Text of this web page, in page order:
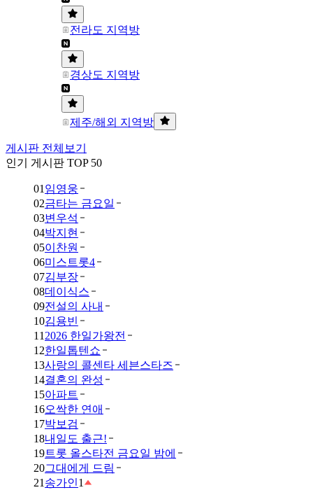
전라도 지역방
경상도 지역방
제주/해외 지역방
게시판 전체보기
인기 게시판 TOP 50
01 임영웅
02금타는 금요일
03변우석
04박지현
05이찬원
06미스트롯4
07김부장
08데이식스
09전설의 사내
10김용빈
11 2026 한일가왕전
12한일톱텐쇼
13사랑의 콜센타 세븐스타즈
14결혼의 완성
15아파트
16오싹한 연애
17박보검
18내일도 출근!
19트롯 올스타전 금요일 밤에
20그대에게 드림
21 송가인1